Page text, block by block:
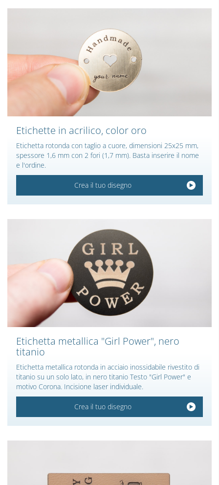
Etichette in acrilico, color oro
Etichetta rotonda con taglio a cuore, dimensioni 25x25 mm,
spessore 1,6 mm con 2 fori (1,7 mm). Basta inserire il nome
e l'ordine.
Crea il tuo disegno
Etichetta metallica "Girl Power", nero
titanio
Etichetta metallica rotonda in acciaio inossidabile rivestito di
titanio su un solo lato, in nero titanio Testo "Girl Power" e
motivo Corona. Incisione laser individuale.
Crea il tuo disegno